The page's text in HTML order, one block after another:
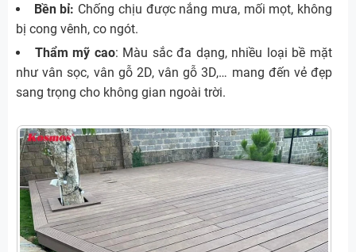
Bền bỉ: Chống chịu được nắng mưa, mối mọt, không
bị cong vênh, co ngót.
Thẩm mỹ cao: Màu sắc đa dạng, nhiều loại bề mặt
như vân sọc, vân gỗ 2D, vân gỗ 3D,… mang đến vẻ đẹp
sang trọng cho không gian ngoài trời.